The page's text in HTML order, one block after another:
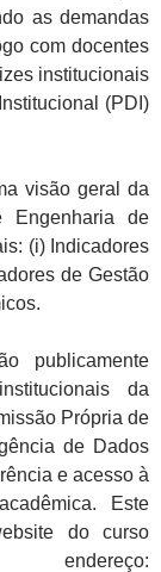
as demandas
com docentes
institucionais
(PDI)
visão geral da
Engenharia de
(i) Indicadores
de Gestão
publicamente
da
Própria de
de Dados
e acesso à
Este
do curso